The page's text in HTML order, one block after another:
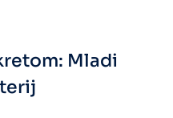
Mladi